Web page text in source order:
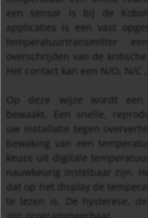
een sensor is bij de
applicaties is een vast
temperatuurtransmitter
overschrijden van de
Het contact kan een N/O, N/C
Op deze wijze wordt een
bewaakt. Een snelle,
uw installatie tegen
bewaking van een
keuze uit digitale
nauwkeurig instelbaar zijn.
dat op het display de
te lezen is. De hysterese,